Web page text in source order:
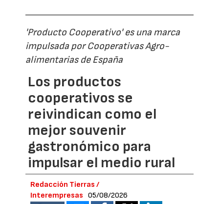
'Producto Cooperativo' es una marca
impulsada por Cooperativas Agro-
alimentarias de España
Los productos
cooperativos se
reivindican como el
mejor souvenir
gastronómico para
impulsar el medio rural
Redacción Tierras /
Interempresas
05/08/2026